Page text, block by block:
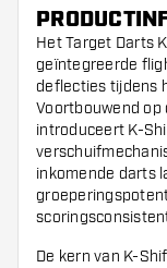
Het Target Darts
geïntegreerde
deflecties tijdens
Voortbouwend op
introduceert K-
inkomende darts
De kern van K-